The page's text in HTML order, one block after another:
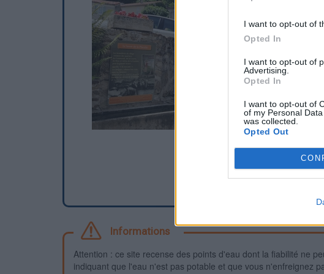
I want to opt-out of
Opted In
I want to opt-out of
Advertising.
Opted In
I want to opt-out of
of my Personal
was collected.
Opted Out
Informations
Attention : ce site recense des points d'eau dont la fiabilité ne
indiquant que l'eau n'est pas potable et que vous n'enfreignez